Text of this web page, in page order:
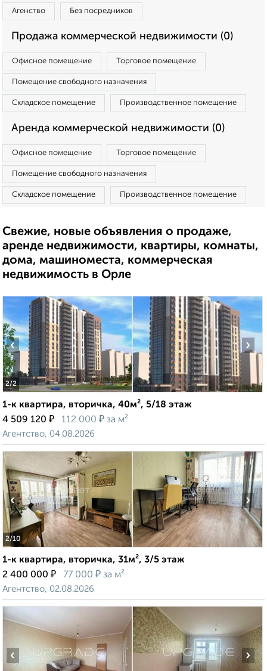
Агенство Без посредников
Продажа коммерческой недвижимости (0)
Офисное помещение Торговое помещение
Помещение свободного назначения
Складское помещение Производственное помещение
Аренда коммерческой недвижимости (0)
Офисное помещение Торговое помещение
Помещение свободного назначения
Складское помещение Производственное помещение
Свежие, новые объявления о продаже,
аренде недвижимости, квартиры, комнаты,
дома, машиноместа, коммерческая
недвижимость в Орле
2/2
‹ ›
1-к квартира, вторичка, 40м², 5/18 этаж
4 509 120 ₽ 112 000 ₽ за м²
Агентство, 04.08.2026
2/10
‹ ›
1-к квартира, вторичка, 31м², 3/5 этаж
2 400 000 ₽ 77 000 ₽ за м²
Агентство, 02.08.2026
‹ ›